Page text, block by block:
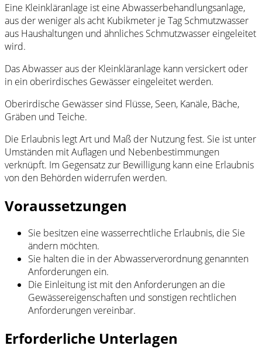
Eine Kleinkläranlage ist eine Abwasserbehandlungsanlage,
aus der weniger als acht Kubikmeter je Tag Schmutzwasser
aus Haushaltungen und ähnliches Schmutzwasser eingeleitet
wird.
Das Abwasser aus der Kleinkläranlage kann versickert oder
in ein oberirdisches Gewässer eingeleitet werden.
Oberirdische Gewässer sind Flüsse, Seen, Kanäle, Bäche,
Gräben und Teiche.
Die Erlaubnis legt Art und Maß der Nutzung fest. Sie ist unter
Umständen mit Auflagen und Nebenbestimmungen
verknüpft. Im Gegensatz zur Bewilligung kann eine Erlaubnis
von den Behörden widerrufen werden.
Voraussetzungen
Sie besitzen eine wasserrechtliche Erlaubnis, die Sie
ändern möchten.
Sie halten die in der Abwasserverordnung genannten
Anforderungen ein.
Die Einleitung ist mit den Anforderungen an die
Gewässereigenschaften und sonstigen rechtlichen
Anforderungen vereinbar.
Erforderliche Unterlagen